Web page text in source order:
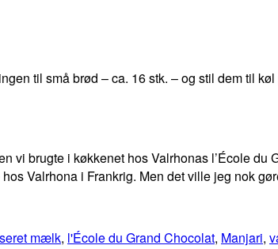
til små brød – ca. 16 stk. – og stil dem til
vi brugte i køkkenet hos Valrhonas l’École
Valrhona i Frankrig. Men det ville jeg nok
mælk, l'École du Grand Chocolat, Manjari,